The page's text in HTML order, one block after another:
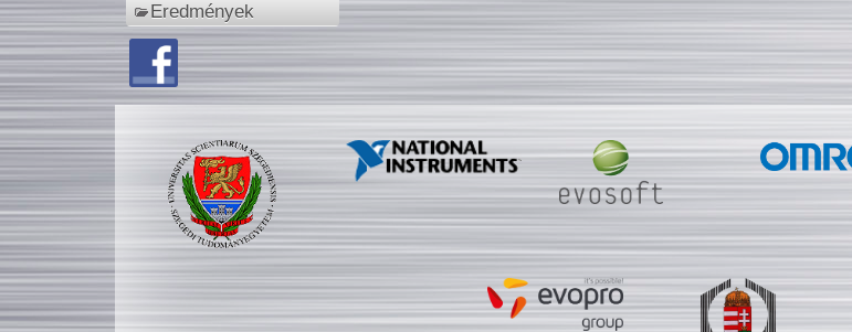
Eredmények